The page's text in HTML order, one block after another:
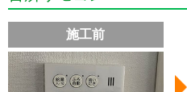
施工前